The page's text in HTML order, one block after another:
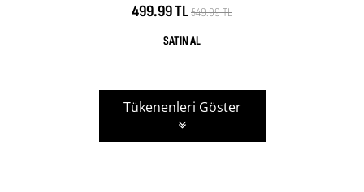
499.99 TL549.99 TL
Tükenenleri Göster